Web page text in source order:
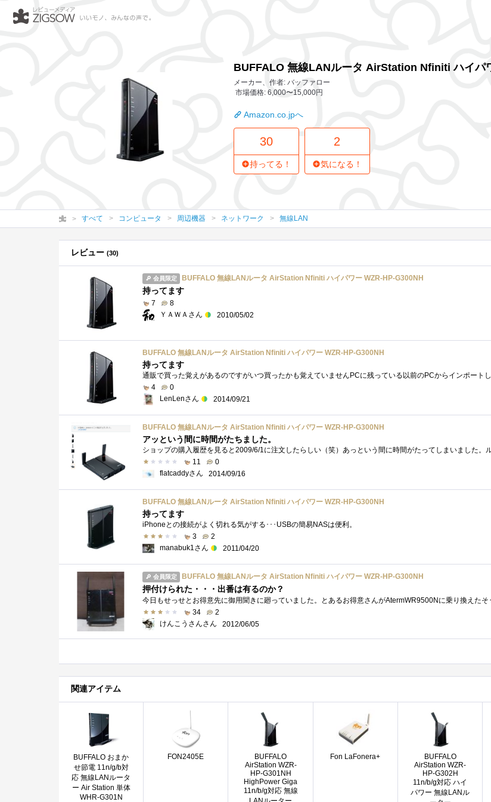
BUFFALO 無線LANルータ AirStation Nfiniti ハイパ
メーカー、作者: バッファロー
市場価格: 6,000〜15,000円
Amazon.co.jpへ
30
持ってる！
2
気になる！
すべて コンピュータ 周辺機器 ネットワーク 無線LAN
レビュー (30)
会員限定 BUFFALO 無線LANルータ AirStation Nfiniti ハイパワー WZR-HP-G300NH
持ってます
7
8
ＹＡＷＡさん
2010/05/02
BUFFALO 無線LANルータ AirStation Nfiniti ハイパワー WZR-HP-G300NH
持ってます
4
0
LenLenさん
2014/09/21
BUFFALO 無線LANルータ AirStation Nfiniti ハイパワー WZR-HP-G300NH
アッという間に時間がたちました。
11
0
flatcaddyさん
2014/09/16
BUFFALO 無線LANルータ AirStation Nfiniti ハイパワー WZR-HP-G300NH
持ってます
iPhoneとの接続がよく切れる気がする･･･USBの簡易NASは便利。
3
2
manabuk1さん
2011/04/20
会員限定 BUFFALO 無線LANルータ AirStation Nfiniti ハイパワー WZR-HP-G300NH
押付けられた・・・出番は有るのか？
34
2
けんこうさんさん
2012/06/05
関連アイテム
BUFFALO おまか
せ節電 11n/g/b対
応 無線LANルータ
ー Air Station 単体
WHR-G301N
FON2405E
BUFFALO
AirStation WZR-
HP-G301NH
HighPower Giga
11n/b/g対応 無線
Fon LaFonera+
BUFFALO
AirStation WZR-
HP-G302H
11n/b/g対応 ハイ
パワー 無線LANル